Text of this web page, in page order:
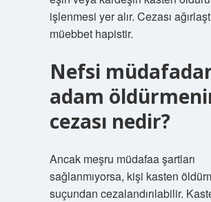
işlenmesi yer alır. Cezası
müebbet hapistir.
Nefsi
adam
cezası nedir?
Ancak meşru müdafaa şartları
sağlanmıyorsa, kişi kasten
suçundan cezalandırılabilir.